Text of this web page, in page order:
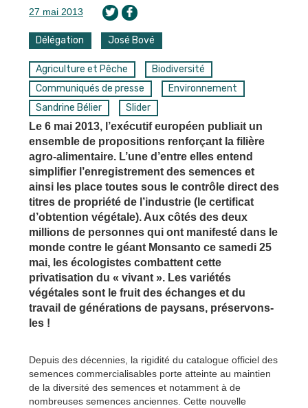
27 mai 2013
Délégation José Bové
Agriculture et Pêche
Biodiversité
Communiqués de presse
Environnement
Sandrine Bélier
Slider
Le 6 mai 2013, l’exécutif européen publiait un
ensemble de propositions renforçant la filière
agro-alimentaire. L’une d’entre elles entend
simplifier l’enregistrement des semences et
ainsi les place toutes sous le contrôle direct des
titres de propriété de l’industrie (le certificat
d’obtention végétale). Aux côtés des deux
millions de personnes qui ont manifesté dans le
monde contre le géant Monsanto ce samedi 25
mai, les écologistes combattent cette
privatisation du « vivant ». Les variétés
végétales sont le fruit des échanges et du
travail de générations de paysans, préservons-
les !
Depuis des décennies, la rigidité du catalogue officiel des
semences commercialisables porte atteinte au maintien
de la diversité des semences et notamment à de
nombreuses semences anciennes. Cette nouvelle